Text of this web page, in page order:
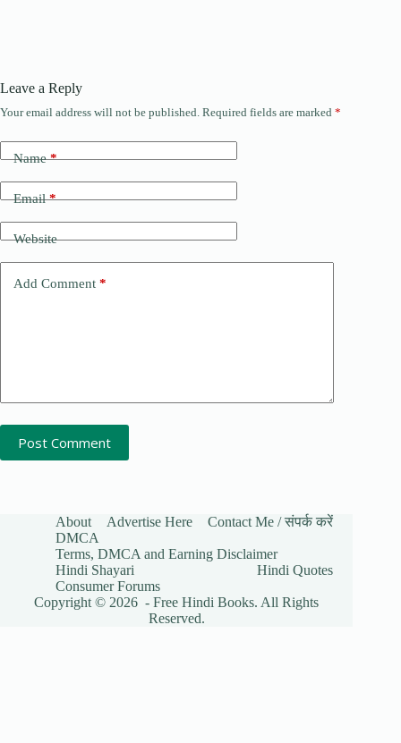
Leave a Reply
Your email address will not be published. Required fields are marked *
Name*
Email*
Website
Add Comment *
Post Comment
About Advertise Here
Contact Me / संपर्क करें
DMCA
Terms, DMCA and Earning Disclaimer
Hindi Shayari
Hindi Quotes
Consumer Forums
Copyright © 2026 - Free Hindi Books. All Rights
Reserved.